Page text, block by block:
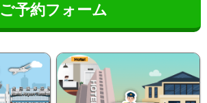
ご予約フォーム